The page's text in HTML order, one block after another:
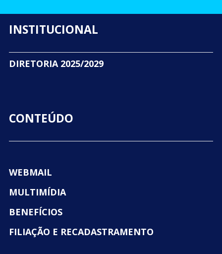
INSTITUCIONAL
DIRETORIA 2025/2029
CONTEÚDO
WEBMAIL
MULTIMÍDIA
BENEFÍCIOS
FILIAÇÃO E RECADASTRAMENTO